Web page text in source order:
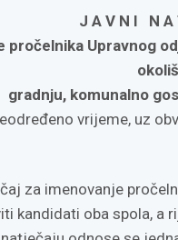
J A V N I N A
pročelnika Upravnog
gradnju, komunalno
vrijeme, uz
za imenovanje
kandidati oba spola,